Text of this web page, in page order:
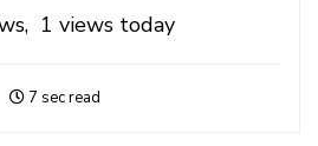
1 views today
7 sec read